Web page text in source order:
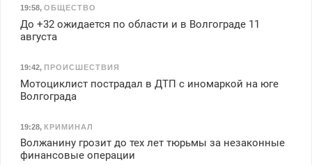
19:58, ОБЩЕСТВО
До +32 ожидается по области и в Волгограде 11
августа
19:42, ПРОИСШЕСТВИЯ
Мотоциклист пострадал в ДТП с иномаркой на юге
Волгограда
19:28, КРИМИНАЛ
Волжанину грозит до тех лет тюрьмы за незаконные
финансовые операции